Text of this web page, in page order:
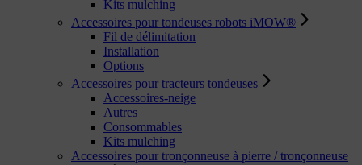
Kits mulching
Accessoires pour tondeuses robots iMOW®
Fil de délimitation
Installation
Options
Accessoires pour tracteurs tondeuses
Accessoires-neige
Autres
Consommables
Kits mulching
Accessoires pour tronçonneuse à pierre / tronçonneuse